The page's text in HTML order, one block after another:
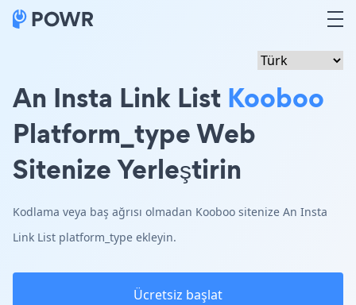
An Insta Link List Kooboo
Platform_type Web
Sitenize Yerleştirin
Kodlama veya baş ağrısı olmadan Kooboo sitenize An Insta
Link List platform_type ekleyin.
Ücretsiz başlat